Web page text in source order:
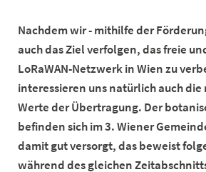
Nachdem wir - mithilfe der
auch das Ziel verfolgen, das freie
LoRaWAN-Netzwerk in Wien zu
interessieren uns natürlich auch
Werte der Übertragung. Der
befinden sich im 3. Wiener
damit gut versorgt, das beweist
während des gleichen